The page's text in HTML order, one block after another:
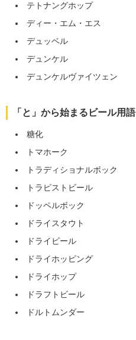
テトナングホップ
ディー・エム・エス
デュッベル
デュンケル
デュンケルヴァイツェン
「と」から始まるビール用語
糖化
トマホーク
トラディショナルボック
トラピストビール
ドッペルボック
ドライスタウト
ドライビール
ドライホッピング
ドライホップ
ドラフトビール
ドルトムンダー